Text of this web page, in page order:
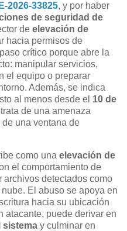
2026-33825, y por haber
de seguridad de
de elevación de
hacia permisos de
crítico porque abre la
manipular servicios,
el equipo o preparar
Además, se indica
al menos desde el 10 de
de una amenaza
de una ventana de
como una elevación de
el comportamiento de
archivos detectados como
El abuso se apoya en
hacia su ubicación
atacante, puede derivar en
sistema y culminar en